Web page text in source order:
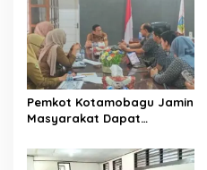
Pemkot Kotamobagu Jamin
Masyarakat Dapat